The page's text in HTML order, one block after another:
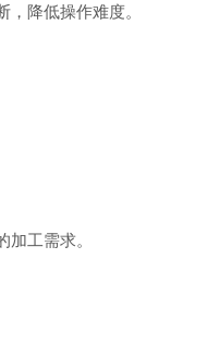
降低操作难度。
工需求。